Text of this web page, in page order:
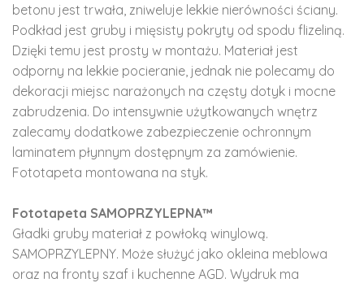
betonu jest trwała, zniweluje lekkie nierówności ściany.
Podkład jest gruby i mięsisty pokryty od spodu flizeliną.
Dzięki temu jest prosty w montażu. Materiał jest
odporny na lekkie pocieranie, jednak nie polecamy do
dekoracji miejsc narażonych na częsty dotyk i mocne
zabrudzenia. Do intensywnie użytkowanych wnętrz
zalecamy dodatkowe zabezpieczenie ochronnym
laminatem płynnym dostępnym za zamówienie.
Fototapeta montowana na styk.
Fototapeta SAMOPRZYLEPNA™
Gładki gruby materiał z powłoką winylową.
SAMOPRZYLEPNY. Może służyć jako okleina meblowa
oraz na fronty szaf i kuchenne AGD. Wydruk ma